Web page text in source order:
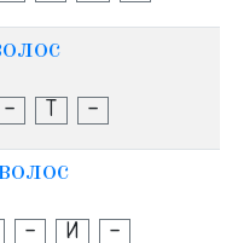
- Т -
- И -